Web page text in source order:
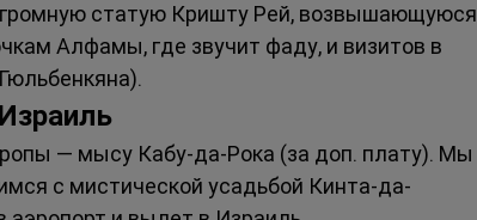
статую Кришту Рей, возвышающуюся
Алфамы, где звучит фаду, и визитов в
— мысу Кабу-да-Рока (за доп. плату). Мы
с мистической усадьбой Кинта-да-